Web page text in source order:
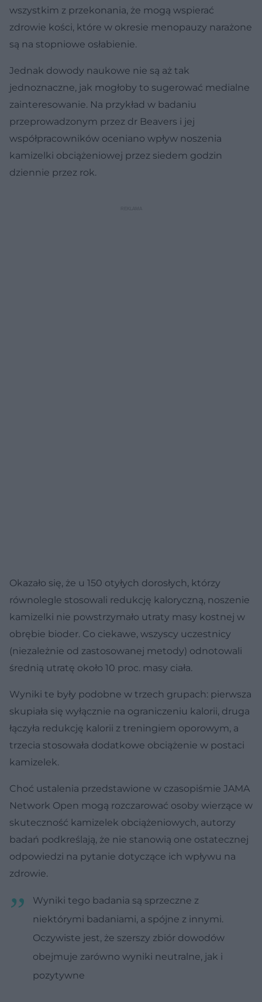
wszystkim z przekonania, że mogą wspierać
zdrowie kości, które w okresie menopauzy narażone
są na stopniowe osłabienie.
Jednak dowody naukowe nie są aż tak
jednoznaczne, jak mogłoby to sugerować medialne
zainteresowanie. Na przykład w badaniu
przeprowadzonym przez dr Beavers i jej
współpracowników oceniano wpływ noszenia
kamizelki obciążeniowej przez siedem godzin
dziennie przez rok.
Okazało się, że u 150 otyłych dorosłych, którzy
równolegle stosowali redukcję kaloryczną, noszenie
kamizelki nie powstrzymało utraty masy kostnej w
obrębie bioder. Co ciekawe, wszyscy uczestnicy
(niezależnie od zastosowanej metody) odnotowali
średnią utratę około 10 proc. masy ciała.
Wyniki te były podobne w trzech grupach: pierwsza
skupiała się wyłącznie na ograniczeniu kalorii, druga
łączyła redukcję kalorii z treningiem oporowym, a
trzecia stosowała dodatkowe obciążenie w postaci
kamizelek.
Choć ustalenia przedstawione w czasopiśmie JAMA
Network Open mogą rozczarować osoby wierzące w
skuteczność kamizelek obciążeniowych, autorzy
badań podkreślają, że nie stanowią one ostatecznej
odpowiedzi na pytanie dotyczące ich wpływu na
zdrowie.
Wyniki tego badania są sprzeczne z
niektórymi badaniami, a spójne z innymi.
Oczywiste jest, że szerszy zbiór dowodów
obejmuje zarówno wyniki neutralne, jak i
pozytywne